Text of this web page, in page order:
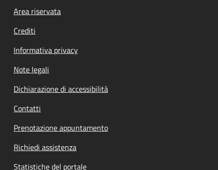
Footer menu
Area riservata
Crediti
Informativa privacy
Note legali
Dichiarazione di accessibilità
Contatti
Prenotazione appuntamento
Richiedi assistenza
Statistiche del portale